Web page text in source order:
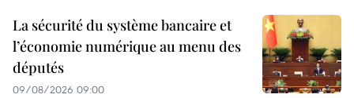
La sécurité du système bancaire et
l’économie numérique au menu des
députés
09/08/2026 09:00